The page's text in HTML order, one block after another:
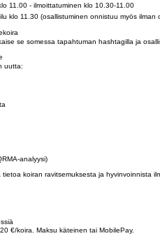
11.00 - ilmoittatuminen klo 10.30-11.00
klo 11.30 (osallistuminen onnistuu myös
se somessa tapahtuman hashtagilla ja
uutta:
analyysi)
koiran ravitsemuksesta ja hyvinvoinnista
€/koira. Maksu käteinen tai MobilePay.